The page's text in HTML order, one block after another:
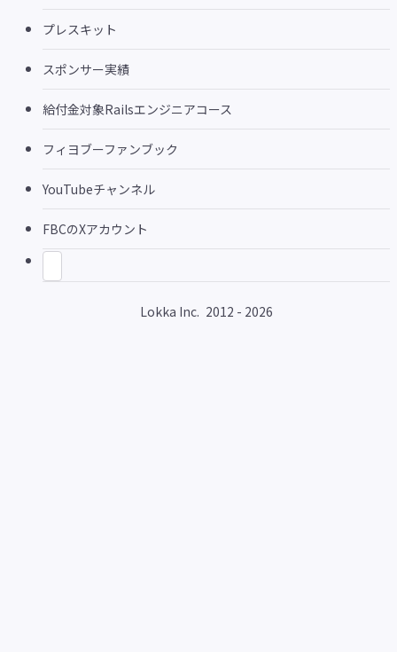
プレスキット
スポンサー実績
給付金対象Railsエンジニアコース
フィヨブーファンブック
YouTubeチャンネル
FBCのXアカウント
Lokka Inc. 2012 - 2026